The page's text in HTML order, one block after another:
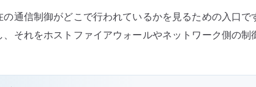
通信制御がどこで行われているかを見るための入口で
それをホストファイアウォールやネットワーク側の制